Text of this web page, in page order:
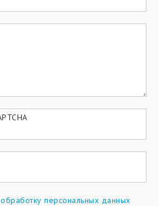
обработку персональных данных